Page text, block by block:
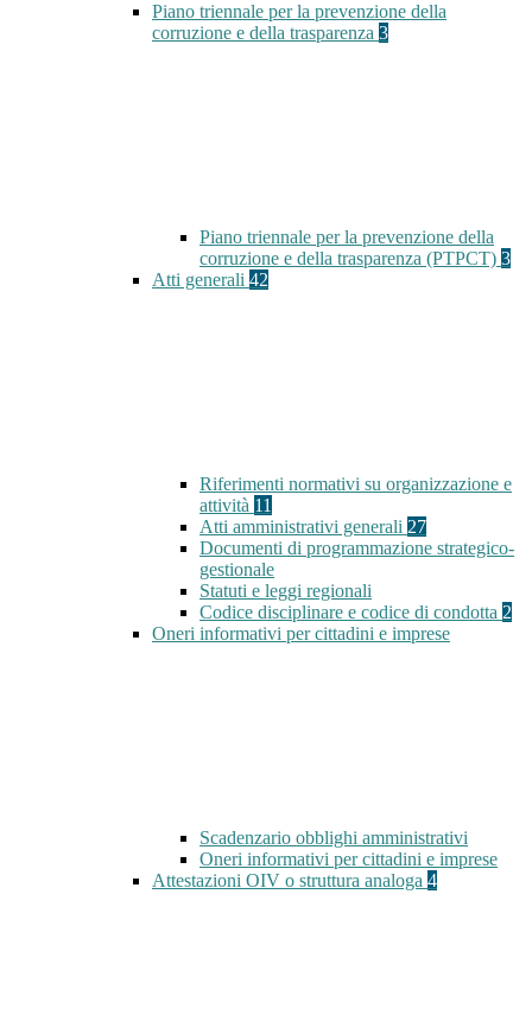
Piano triennale per la prevenzione della
corruzione e della trasparenza 3
Piano triennale per la prevenzione della
corruzione e della trasparenza (PTPCT) 3
Atti generali 42
Riferimenti normativi su organizzazione e
attività 11
Atti amministrativi generali 27
Documenti di programmazione strategico-
gestionale
Statuti e leggi regionali
Codice disciplinare e codice di condotta 2
Oneri informativi per cittadini e imprese
Scadenzario obblighi amministrativi
Oneri informativi per cittadini e imprese
Attestazioni OIV o struttura analoga 4